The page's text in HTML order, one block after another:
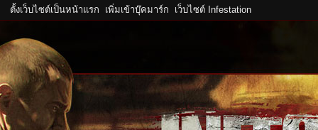
ตั้งเว็บไซต์เป็นหน้าแรก เพิ่มเข้าบุ๊คมาร์ก เว็บไซต์ Infestation